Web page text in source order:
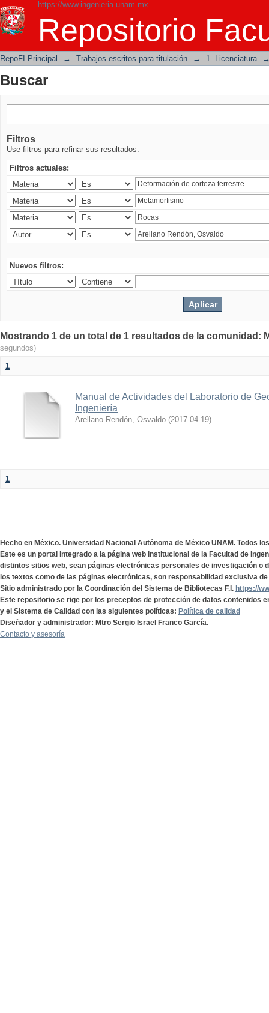
https://www.ingenieria.unam.mx
Repositorio
Buscar
RepoFI Principal → Trabajos escritos para titulación → 1. Licenciatura
Buscar
Filtros
Use filtros para refinar sus resultados.
Filtros actuales:
Nuevos filtros:
Mostrando 1 de un total de 1 resultados de la comunidad:
segundos)
1
Manual de Actividades del Laboratorio de
Ingeniería
Arellano Rendón, Osvaldo (2017-04-19)
1
Hecho en México. Universidad Nacional Autónoma de México UNAM. Todos
Este es un portal integrado a la página web institucional de la Facultad de
distintos sitios web, sean páginas electrónicas personales de investigación o
los textos como de las páginas electrónicas, son responsabilidad exclusiva
Sitio administrado por la Coordinación del Sistema de Bibliotecas F.I. https://
Este repositorio se rige por los preceptos de protección de datos contenidos
y el Sistema de Calidad con las siguientes políticas: Política de calidad
Diseñador y administrador: Mtro Sergio Israel Franco García.
Contacto y asesoría